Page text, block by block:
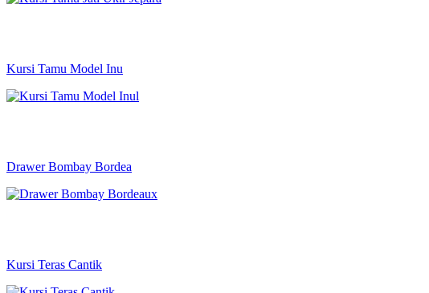
Kursi Tamu Model Inu
Drawer Bombay Bordea
Kursi Teras Cantik